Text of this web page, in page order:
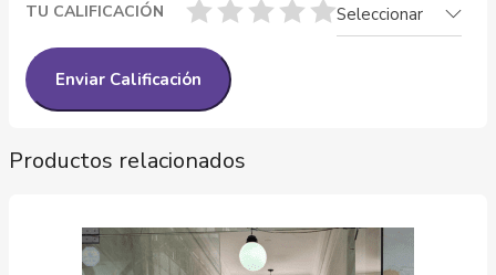
TU CALIFICACIÓN Seleccionar
Productos relacionados